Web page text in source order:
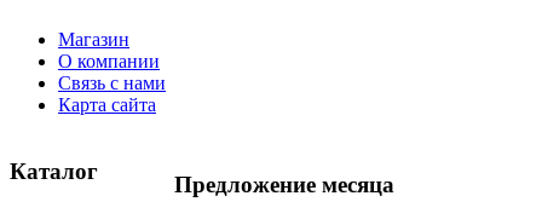
Магазин
О компании
Связь с нами
Карта сайта
Каталог
Предложение месяца